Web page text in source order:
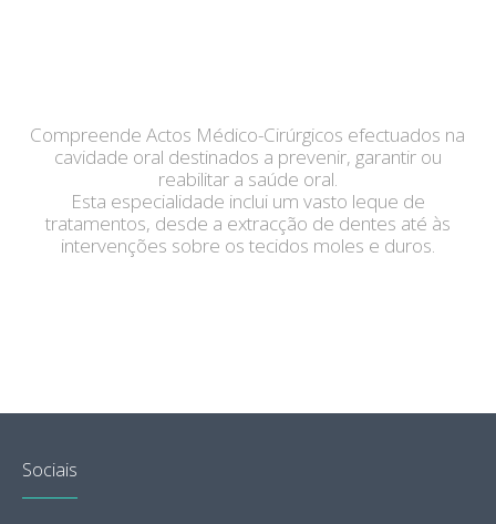
Compreende Actos Médico-Cirúrgicos efectuados na
cavidade oral destinados a prevenir, garantir ou
reabilitar a saúde oral.
Esta especialidade inclui um vasto leque de
tratamentos, desde a extracção de dentes até às
intervenções sobre os tecidos moles e duros.
Sociais